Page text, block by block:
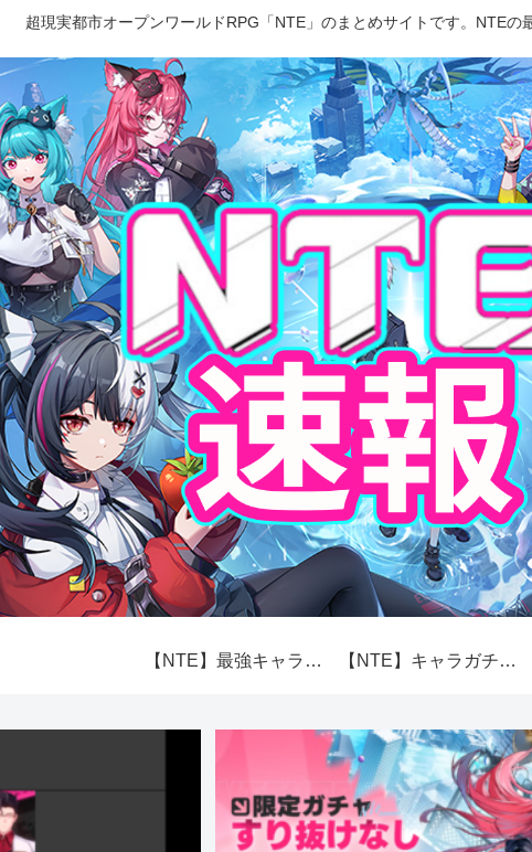
超現実都市オープンワールドRPG「NTE」のまとめサイトです。NTEの
【NTE】最強キャラランキング【性能】 【NTE】キャラガチャ（スカボロー市場）システム解説